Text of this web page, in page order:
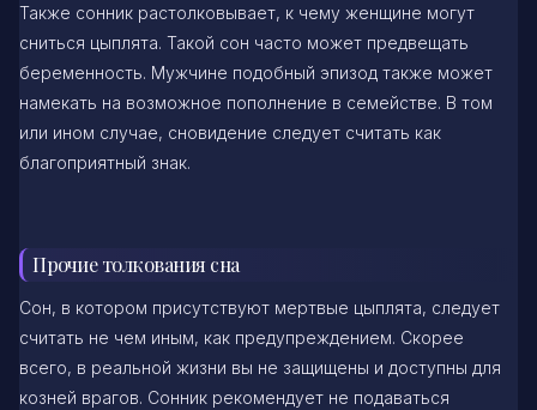
Также сонник растолковывает, к чему женщине могут
сниться цыплята. Такой сон часто может предвещать
беременность. Мужчине подобный эпизод также может
намекать на возможное пополнение в семействе. В том
или ином случае, сновидение следует считать как
благоприятный знак.
Прочие толкования сна
Сон, в котором присутствуют мертвые цыплята, следует
считать не чем иным, как предупреждением. Скорее
всего, в реальной жизни вы не защищены и доступны для
козней врагов. Сонник рекомендует не подаваться